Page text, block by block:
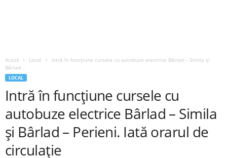
Acasă Local
Intră în funcțiune cursele cu autobuze electrice Bârlad – Simila și
Bârlad...
LOCAL
Intră în funcțiune cursele cu
autobuze electrice Bârlad – Simila
și Bârlad – Perieni. Iată orarul de
circulație